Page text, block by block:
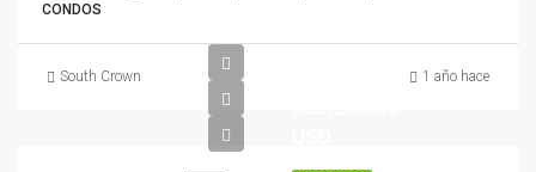
CONDOS
South Crown 1 año hace